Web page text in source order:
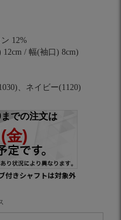
12%
/ 幅(袖口) 8cm)
、ネイビー(1120)
付きシャフトは対象外